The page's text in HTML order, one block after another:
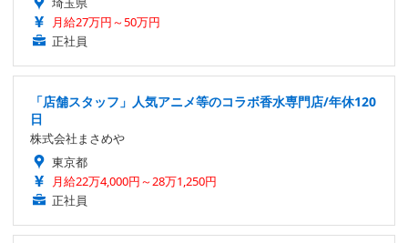
月給27万円～50万円
正社員
「店舗スタッフ」人気アニメ等のコラボ香水専門店/年休120
日
株式会社まさめや
東京都
月給22万4,000円～28万1,250円
正社員